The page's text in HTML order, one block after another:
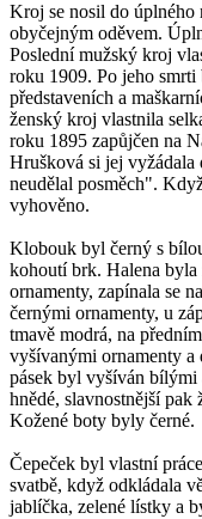
Kroj se nosil do úplného
obyčejným oděvem.
Poslední mužský kroj
roku 1909. Po jeho
představeních a
ženský kroj vlastnila
roku 1895 zapůjčen na
Hrušková si jej vyžádala
neudělal posměch".
vyhověno.
Klobouk byl černý s
kohoutí brk. Halena
ornamenty, zapínala se
černými ornamenty, u
tmavě modrá, na
vyšívanými ornamenty
pásek byl vyšíván
hnědé, slavnostnější pak
Kožené boty byly černé.
Čepeček byl vlastní
svatbě, když odkládala
jablíčka, zelené lístky a